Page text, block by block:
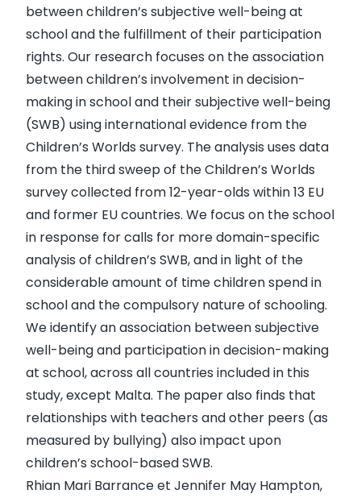
between children’s subjective well-being at
school and the fulfillment of their participation
rights. Our research focuses on the association
between children’s involvement in decision-
making in school and their subjective well-being
(SWB) using international evidence from the
Children’s Worlds survey. The analysis uses data
from the third sweep of the Children’s Worlds
survey collected from 12-year-olds within 13 EU
and former EU countries. We focus on the school
in response for calls for more domain-specific
analysis of children’s SWB, and in light of the
considerable amount of time children spend in
school and the compulsory nature of schooling.
We identify an association between subjective
well-being and participation in decision-making
at school, across all countries included in this
study, except Malta. The paper also finds that
relationships with teachers and other peers (as
measured by bullying) also impact upon
children’s school-based SWB.
Rhian Mari Barrance et Jennifer May Hampton,